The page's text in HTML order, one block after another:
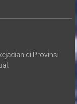
di Provinsi